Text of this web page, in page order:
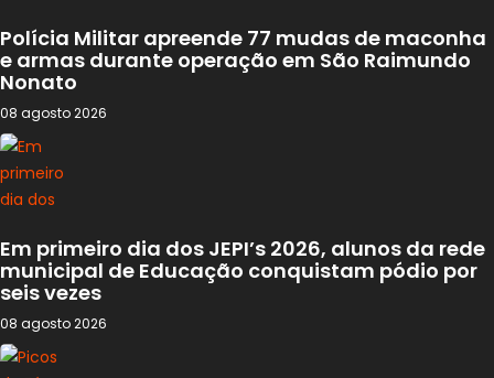
Polícia Militar apreende 77 mudas de maconha
e armas durante operação em São Raimundo
Nonato
08 agosto 2026
Em primeiro dia dos JEPI’s 2026, alunos da rede
municipal de Educação conquistam pódio por
seis vezes
08 agosto 2026